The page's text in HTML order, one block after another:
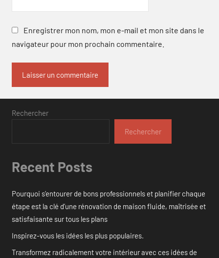
Enregistrer mon nom, mon e-mail et mon site dans le
navigateur pour mon prochain commentaire.
Rechercher
Rechercher
Recent Posts
Pourquoi s’entourer de bons professionnels et planifier chaque
étape est la clé d’une rénovation de maison fluide, maîtrisée et
satisfaisante sur tous les plans
Inspirez-vous les idées les plus populaires.
Transformez radicalement votre intérieur avec ces idées de